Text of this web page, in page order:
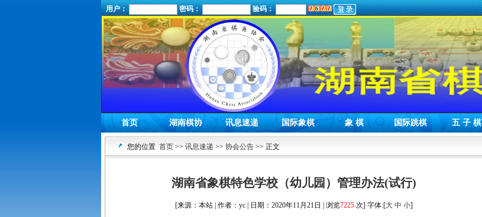
用户： 密码： 验码：
首页 湖南棋协 讯息速递 国际象棋 象 棋 国际跳棋 五 子 棋
您的位置 首页 >> 讯息速递 >> 协会公告 >> 正文
湖南省象棋特色学校（幼儿园）管理办法(试行)
[来源：本站 | 作者：yc | 日期：2020年11月21日 | 浏览7225 次] 字体:[大 中 小]